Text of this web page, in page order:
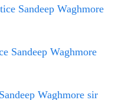
Sandeep Waghmore
Sandeep Waghmore
Waghmore sir